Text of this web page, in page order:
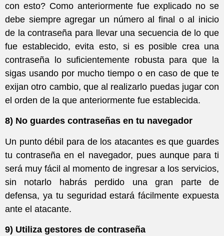
con esto? Como anteriormente fue explicado no se
debe siempre agregar un número al final o al inicio
de la contraseña para llevar una secuencia de lo que
fue establecido, evita esto, si es posible crea una
contraseña lo suficientemente robusta para que la
sigas usando por mucho tiempo o en caso de que te
exijan otro cambio, que al realizarlo puedas jugar con
el orden de la que anteriormente fue establecida.
8) No guardes contraseñas en tu navegador
Un punto débil para de los atacantes es que guardes
tu contraseña en el navegador, pues aunque para ti
será muy fácil al momento de ingresar a los servicios,
sin notarlo habrás perdido una gran parte de
defensa, ya tu seguridad estará fácilmente expuesta
ante el atacante.
9) Utiliza gestores de contraseña